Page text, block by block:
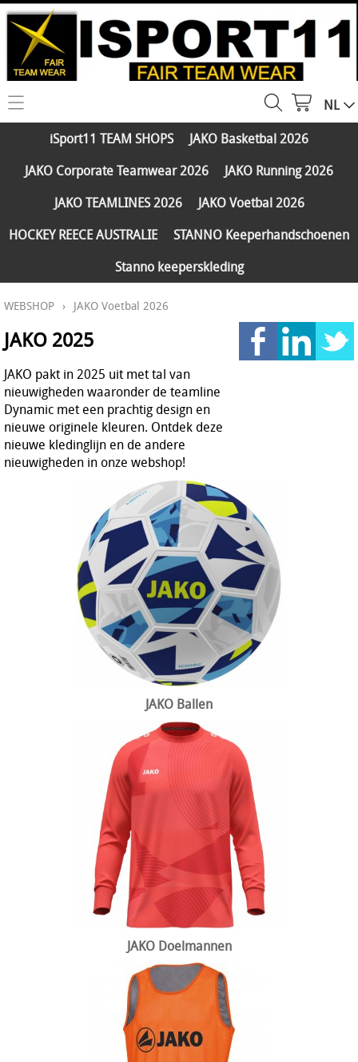
HOME
WEBSHOP
JAKO Running 2026
JAKO TEAMLINES 2026
JAKO Voetbal 2026
HOCKEY REECE AUSTRALIE
STANNO Keeperhandschoenen
Stanno keeperskleding
PARTNERS
Klantengroepen
Verzending - betaling
CONTACT
MY ISPORT11
JAKO Matentabellen
NL
iSport11 TEAM SHOPS
JAKO Basketbal 2026
JAKO Corporate Teamwear 2026
JAKO Running 2026
JAKO TEAMLINES 2026
JAKO Voetbal 2026
HOCKEY REECE AUSTRALIE
STANNO Keeperhandschoenen
Stanno keeperskleding
WEBSHOP › JAKO Voetbal 2026
JAKO 2025
JAKO pakt in 2025 uit met tal van
nieuwigheden waaronder de teamline
Dynamic met een prachtig design en
nieuwe originele kleuren. Ontdek deze
nieuwe kledinglijn en de andere
nieuwigheden in onze webshop!
JAKO Ballen
JAKO Doelmannen